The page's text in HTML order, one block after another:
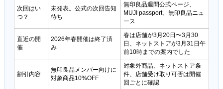
次回はい
つ？
未発表。公式の次回告知
待ち
無印良品週間公式ページ、
MUJI passport、無印良品ニュ
ース
直近の開
催
2026年春開催は終了済
み
春は店舗が3月20日〜3月30
日、ネットストアが3月31日午
前10時までの案内でした
割引内容
無印良品メンバー向けに
対象商品10%OFF
対象外商品、ネットストア条
件、店舗受け取り可否は開催
回ごとに確認